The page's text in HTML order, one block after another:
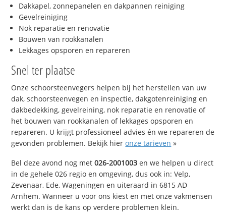
Dakkapel, zonnepanelen en dakpannen reiniging
Gevelreiniging
Nok reparatie en renovatie
Bouwen van rookkanalen
Lekkages opsporen en repareren
Snel ter plaatse
Onze schoorsteenvegers helpen bij het herstellen van uw
dak, schoorsteenvegen en inspectie, dakgotenreiniging en
dakbedekking, gevelreining, nok reparatie en renovatie of
het bouwen van rookkanalen of lekkages opsporen en
repareren. U krijgt professioneel advies én we repareren de
gevonden problemen. Bekijk hieronze tarieven »
Bel deze avond nog met026-2001003 en we helpen u direct
in de gehele 026 regio en omgeving, dus ook in: Velp,
Zevenaar, Ede, Wageningen en uiteraard in 6815 AD
Arnhem. Wanneer u voor ons kiest en met onze vakmensen
werkt dan is de kans op verdere problemen klein.